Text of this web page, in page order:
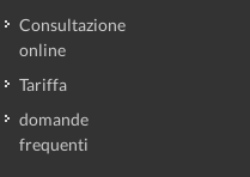
Consultazione
online
Tariffa
domande
frequenti